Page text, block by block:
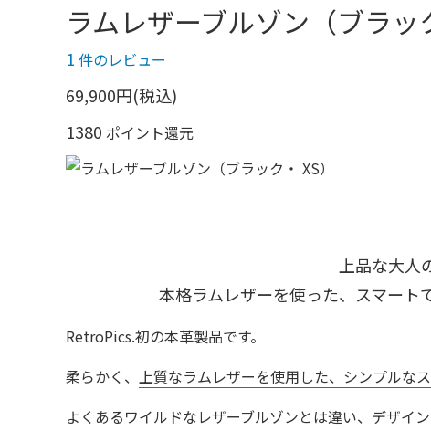
ラムレザーブルゾン（ブラッ
1 件のレビュー
69,900円(税込)
1380 ポイント還元
上品な大人
本格ラムレザーを使った、スマート
RetroPics.初の本革製品です。
柔らかく、 上質なラムレザーを使用した、シンプルな
よくあるワイルドなレザーブルゾンとは違い、デザイン